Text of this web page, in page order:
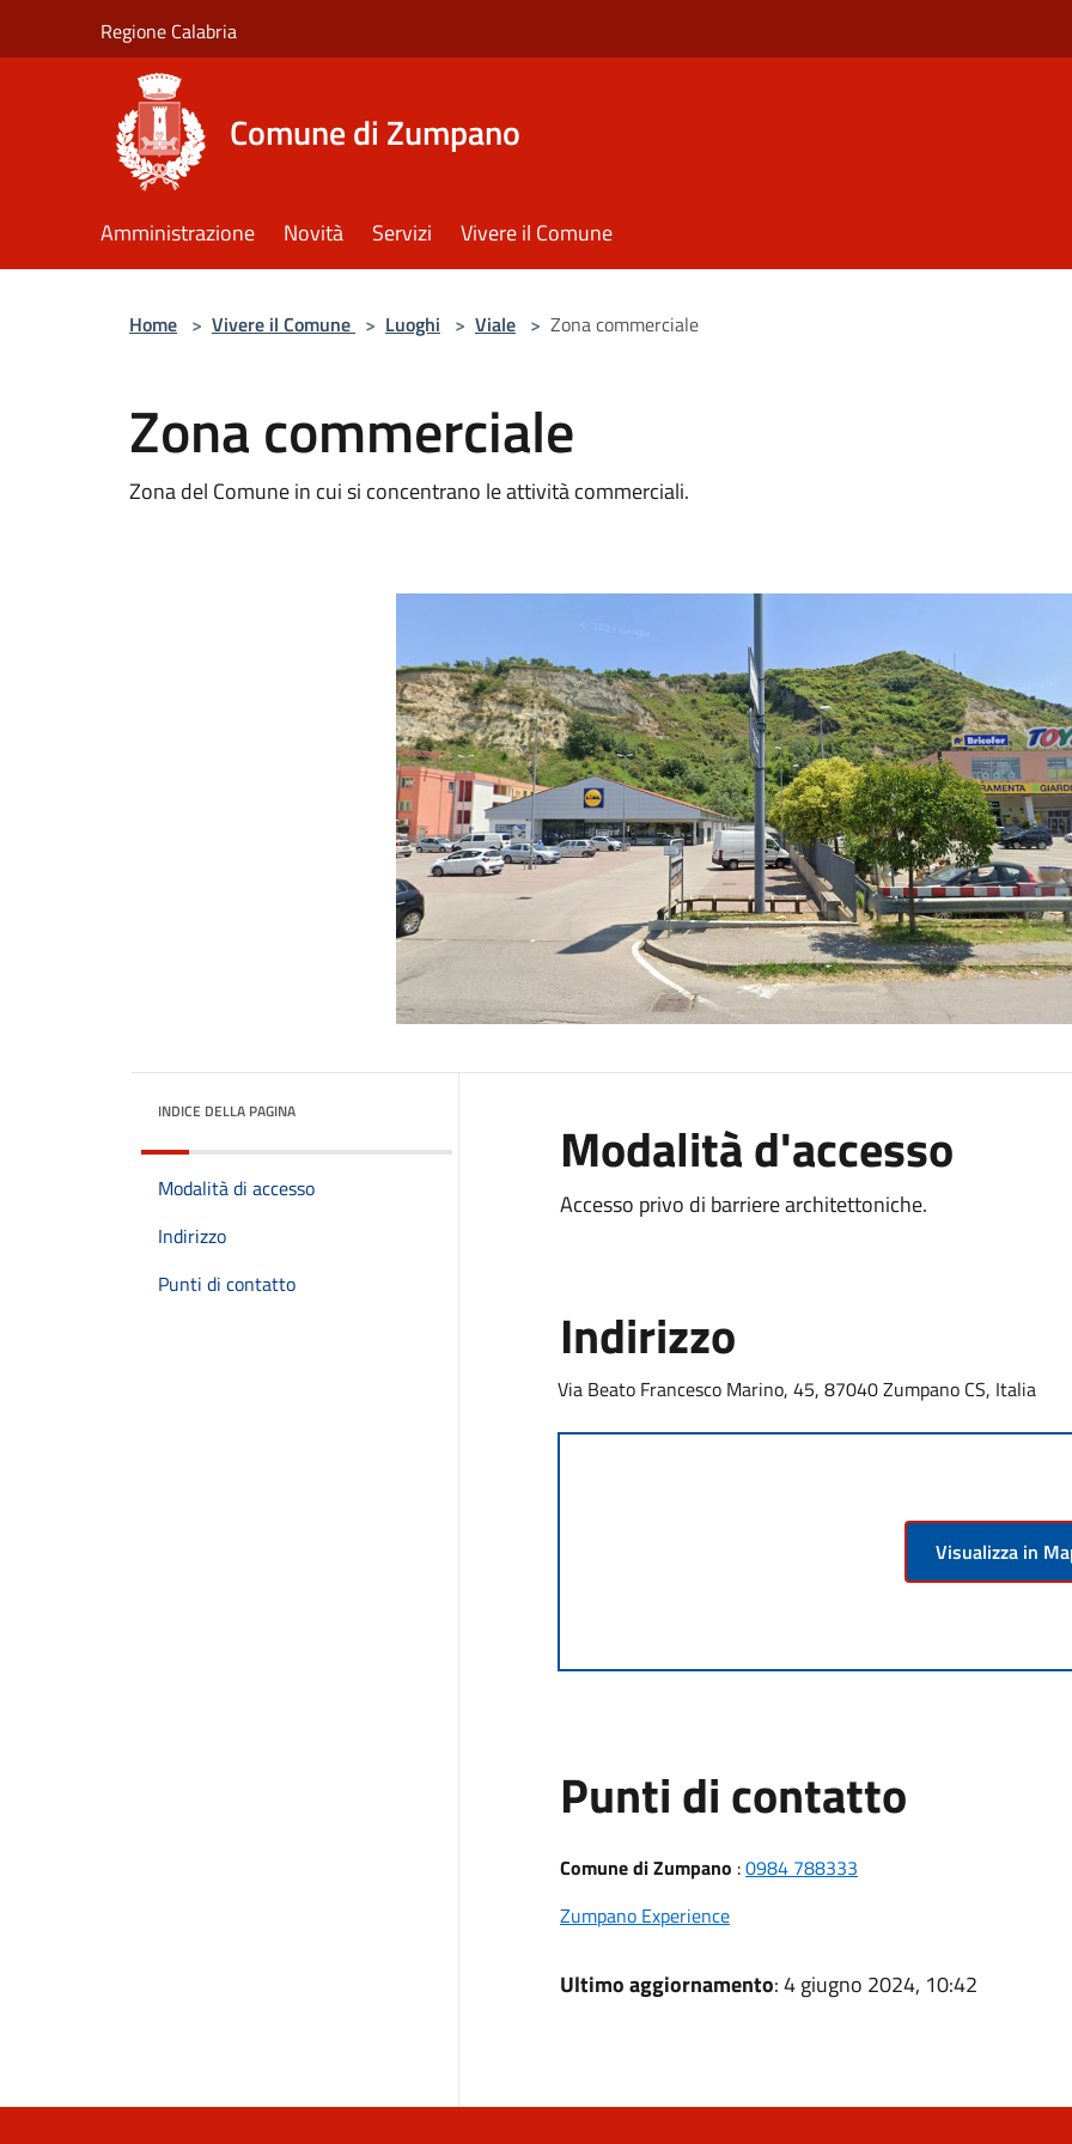
Regione Calabria
Comune di Zumpano
Amministrazione Novità Servizi Vivere il Comune
Home > Vivere il Comune > Luoghi > Viale > Zona commerciale
Zona commerciale
Zona del Comune in cui si concentrano le attività commerciali.
INDICE DELLA PAGINA
Modalità di accesso
Indirizzo
Punti di contatto
Modalità d'accesso
Accesso privo di barriere architettoniche.
Indirizzo
Via Beato Francesco Marino, 45, 87040 Zumpano CS, Italia
Visualizza in
Punti di contatto
Comune di Zumpano :0984 788333
Zumpano Experience
Ultimo aggiornamento: 4 giugno 2024, 10:42